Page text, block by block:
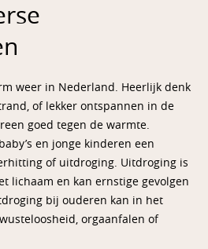
weer in Nederland. Heerlijk denk
of lekker ontspannen in de
goed tegen de warmte.
en jonge kinderen een
of uitdroging. Uitdroging is
lichaam en kan ernstige gevolgen
bij ouderen kan in het
orgaanfalen of